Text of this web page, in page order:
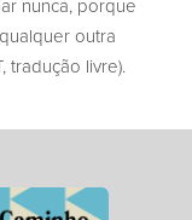
nunca, porque
outra
tradução livre).